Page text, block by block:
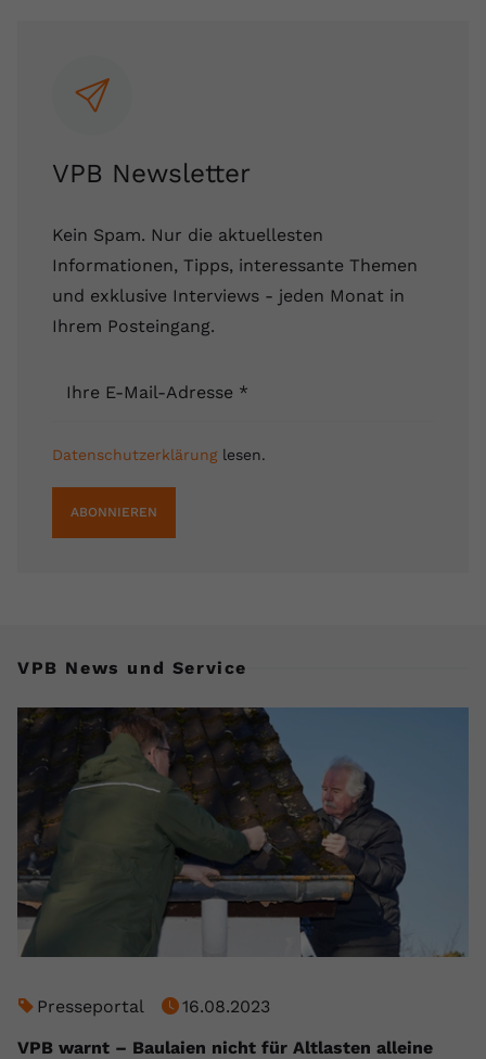
VPB Newsletter
Kein Spam. Nur die aktuellesten
Informationen, Tipps, interessante Themen
und exklusive Interviews - jeden Monat in
Ihrem Posteingang.
Ihre E-Mail-Adresse *
Datenschutzerklärunglesen.
ABONNIEREN
VPB News und Service
Presseportal
16.08.2023
VPB warnt – Baulaien nicht für Altlasten alleine
Zweck
YouTube setzt diesen Cookie, um die
Videopräferenzen des Nutzers zu